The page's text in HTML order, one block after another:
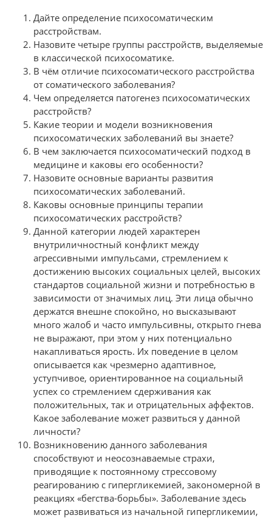
Дайте определение психосоматическим
расстройствам.
Назовите четыре группы расстройств, выделяемые
в классической психосоматике.
В чём отличие психосоматического расстройства
от соматического заболевания?
Чем определяется патогенез психосоматических
расстройств?
Какие теории и модели возникновения
психосоматических заболеваний вы знаете?
В чем заключается психосоматический подход в
медицине и каковы его особенности?
Назовите основные варианты развития
психосоматических заболеваний.
Каковы основные принципы терапии
психосоматических расстройств?
Данной категории людей характерен
внутриличностный конфликт между
агрессивными импульсами, стремлением к
достижению высоких социальных целей, высоких
стандартов социальной жизни и потребностью в
зависимости от значимых лиц. Эти лица обычно
держатся внешне спокойно, но высказывают
много жалоб и часто импульсивны, открыто гнева
не выража­ют, при этом у них потенциально
накапливаться ярость. Их поведение в целом
описывается как чрезмерно адаптивное,
уступчивое, ориентированное на социальный
успех со стремлением сдерживания как
положительных, так и отрицательных аффектов.
Какое заболевание может развиться у данной
личности?
Возникновению данного заболевания
способствуют и неосознаваемые страхи,
приводящие к постоянному стрессовому
реагированию с гипергликемией, закономерной в
реакциях «бегства-борьбы». Заболевание здесь
может развиваться из начальной гипергликемии,